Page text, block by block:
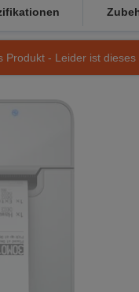
Produkt - Leider ist